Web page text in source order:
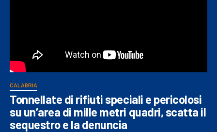
CALABRIA
Tonnellate di rifiuti speciali e pericolosi
su un’area di mille metri quadri, scatta il
sequestro e la denuncia